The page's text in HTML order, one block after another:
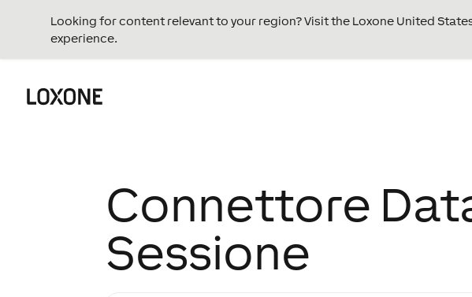
Looking for content relevant to your region? Visit the Loxone United
experience.
Connettore
Sessione